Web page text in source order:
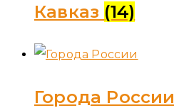
Кавказ (14)
Города России